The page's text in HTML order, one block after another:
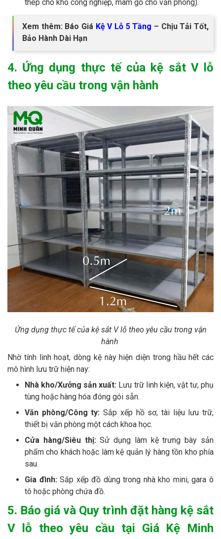
thép cho kho công nghiệp, mâm gỗ cho văn phòng).
Xem thêm: Báo Giá Kệ V Lỗ 5 Tầng – Chịu Tải Tốt,
Bảo Hành Dài Hạn
4. Ứng dụng thực tế của kệ sắt V lỗ
theo yêu cầu trong vận hành
Ứng dụng thực tế của kệ sắt V lỗ theo yêu cầu trong vận
hành
Nhờ tính linh hoạt, dòng kệ này hiện diện trong hầu hết các
mô hình lưu trữ hiện nay:
Nhà kho/Xưởng sản xuất: Lưu trữ linh kiện, vật tư, phụ
tùng hoặc hàng hóa đóng gói sẵn.
Văn phòng/Công ty:Sắp xếp hồ sơ, tài liệu lưu trữ,
thiết bị văn phòng một cách khoa học.
Cửa hàng/Siêu thị:Sử dụng làm kệ trưng bày sản
phẩm cho khách hoặc làm kệ quản lý hàng tồn kho phía
sau.
Gia đình:Sắp xếp đồ dùng trong nhà kho mini, gara ô
tô hoặc phòng chứa đồ.
5. Báo giá và Quy trình đặt hàng kệ sắt
V lỗ theo yêu cầu tại Giá Kệ Minh